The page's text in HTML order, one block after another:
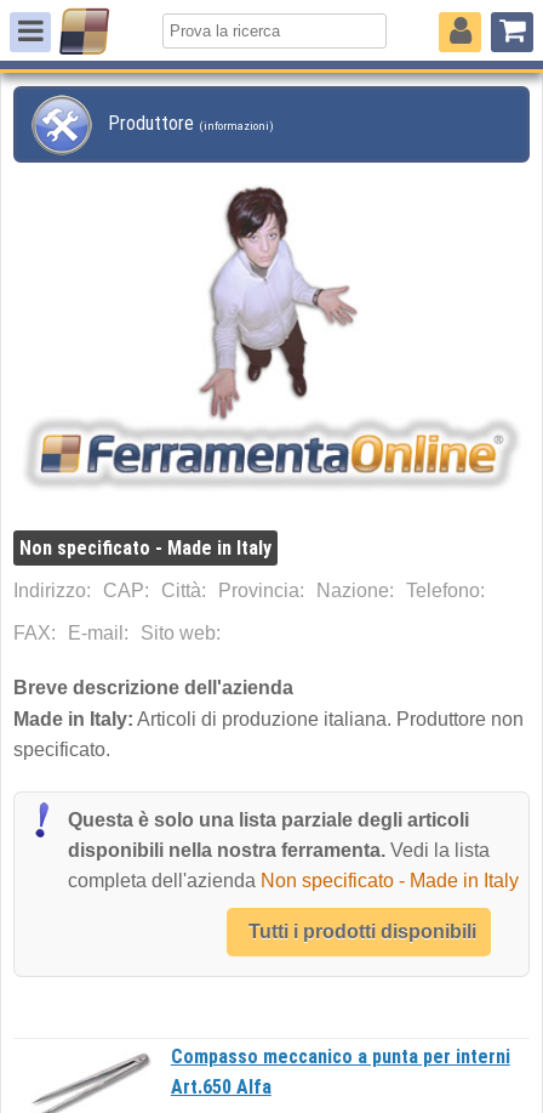
Produttore (informazioni)
Non specificato - Made in Italy
Indirizzo: CAP: Città: Provincia: Nazione: Telefono:
FAX: E-mail: Sito web:
Breve descrizione dell'azienda
Made in Italy: Articoli di produzione italiana. Produttore non
specificato.
Questa è solo una lista parziale degli articoli
disponibili nella nostra ferramenta. Vedi la lista
completa dell'azienda Non specificato - Made in Italy
Tutti i prodotti disponibili
Compasso meccanico a punta per interni
Art.650 Alfa